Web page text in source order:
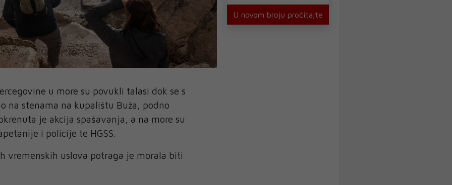
u more su povukli talasi dok se s
na stenama na kupalištu Buža, podno
je akcija spašavanja, a na more su
i policije te HGSS.
vremenskih uslova potraga je morala biti
U novom broju pročitajte